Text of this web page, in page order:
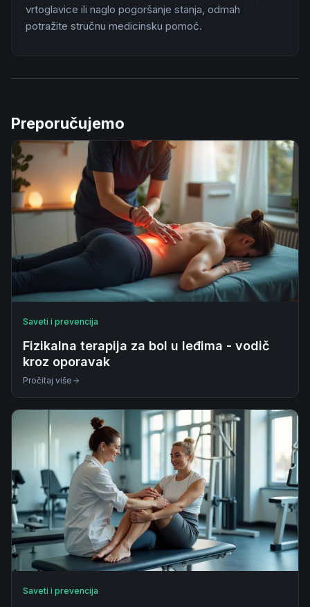
vrtoglavice ili naglo pogoršanje stanja, odmah
potražite stručnu medicinsku pomoć.
Preporučujemo
Saveti i prevencija
Fizikalna terapija za bol u leđima - vodič
kroz oporavak
Pročitaj više
Saveti i prevencija